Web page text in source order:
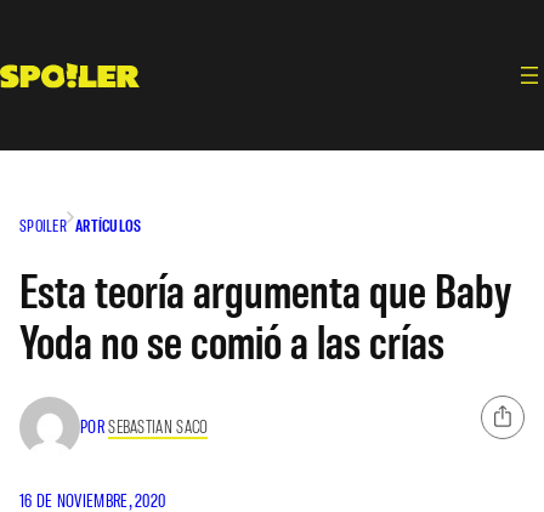
contenido
SPOILER ARTÍCULOS
Esta teoría argumenta que Baby
Yoda no se comió a las crías
PORSEBASTIAN SACO
16 DE NOVIEMBRE, 2020